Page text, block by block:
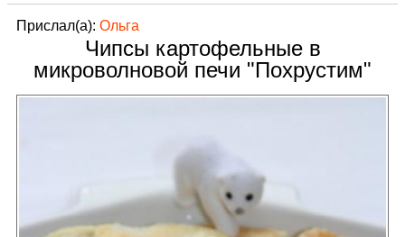
Прислал(а): Ольга
Чипсы картофельные в
микроволновой печи "Похрустим"